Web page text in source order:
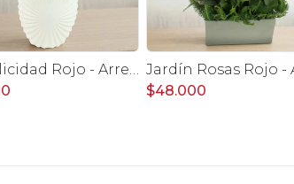
Complicidad Rojo - Arreglo floral con rosas rojas e hypericum
$48.000